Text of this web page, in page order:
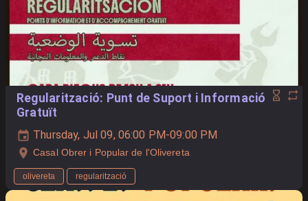
Regularització: Punt de Suport i Informació
Gratuït
Thursday, Jul 09, 06:00 PM-09:00 PM
Casal Obrer i Popular de l'Olivereta
olivereta regularització